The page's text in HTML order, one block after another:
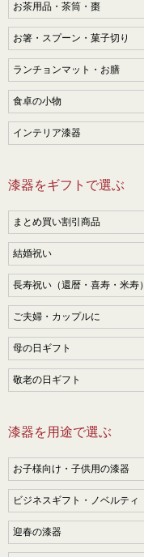
お茶用品・茶筒・棗
お箸・スプーン・菓子切り
ランチョンマット・お膳
食卓の小物
インテリア漆器
漆器をギフトで選ぶ
まとめ買い割引商品
結婚祝い
長寿祝い（還暦・喜寿・米寿）
ご夫婦・カップルに
母の日ギフト
敬老の日ギフト
漆器を用途で選ぶ
お子様向け・子供用の漆器
ビジネスギフト・ノベルティ
迎春の漆器